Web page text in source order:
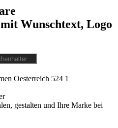
Wunschtext, Logo
gestalten und Ihre Marke bei